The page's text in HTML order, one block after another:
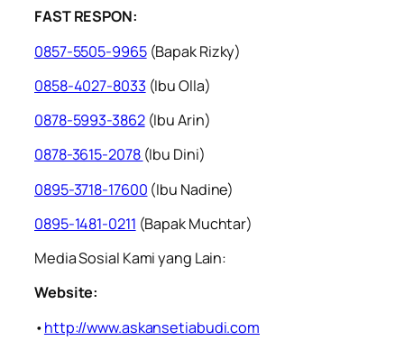
FAST RESPON:
0857-5505-9965(Bapak Rizky)
0858-4027-8033 (Ibu Olla)
0878-5993-3862(Ibu Arin)
0878-3615-2078 (Ibu Dini)
0895-3718-17600 (Ibu Nadine)
0895-1481-0211 (Bapak Muchtar)
Media Sosial Kami yang Lain:
Website:
•http://www.askansetiabudi.com